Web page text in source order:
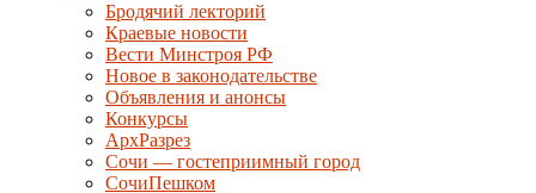
Бродячий лекторий
Краевые новости
Вести Минстроя РФ
Новое в законодательстве
Объявления и анонсы
Конкурсы
АрхРазрез
Сочи — гостеприимный город
СочиПешком